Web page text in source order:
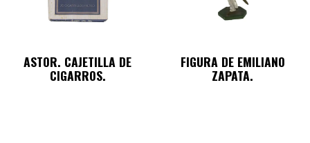
ASTOR. CAJETILLA DE
CIGARROS.
FIGURA DE EMILIANO
ZAPATA.